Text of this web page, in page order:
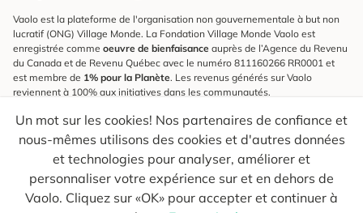
Un mot sur les cookies! Nos partenaires de confiance et
nous-mêmes utilisons des cookies et d'autres données
et technologies pour analyser, améliorer et
personnaliser votre expérience sur et en dehors de
Vaolo. Cliquez sur «OK» pour accepter et continuer à
Vaolo est la plateforme de l'organisation non gouvernementale à but non
lucratif (ONG) Village Monde. La Fondation Village Monde Vaolo est
enregistrée comme oeuvre de bienfaisance auprès de l’Agence du Revenu
du Canada et de Revenu Québec avec le numéro 811160266 RR0001 et
est membre de 1% pour la Planète. Les revenus générés sur Vaolo
reviennent à 100% aux initiatives dans les communautés.
S'inscrire à l'infolettre
Pour connaître les nouveautés, suivre nos explorateurs et recevoir des
astuces pour des voyages plus conscients.
Ton courriel Envoyer